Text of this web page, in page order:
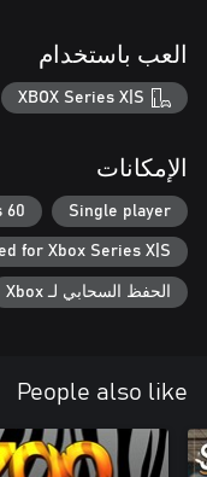
العب باستخدام
XBOX Series X|S
الإمكانات
Single player
60 fps+
for Xbox Series X|S
الحفظ السحابي لـ Xbox
People also like